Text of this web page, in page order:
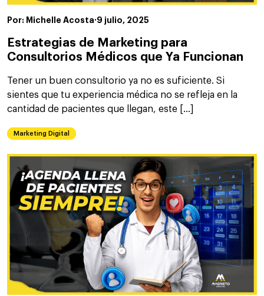
Por: Michelle Acosta·9 julio, 2025
Estrategias de Marketing para
Consultorios Médicos que Ya Funcionan
Tener un buen consultorio ya no es suficiente. Si
sientes que tu experiencia médica no se refleja en la
cantidad de pacientes que llegan, este […]
Marketing Digital